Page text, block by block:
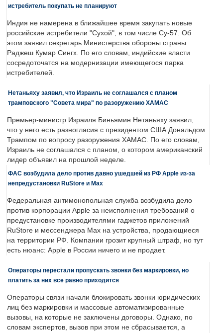
истребитель покупать не планируют
Индия не намерена в ближайшее время закупать новые
российские истребители "Сухой", в том числе Су-57. Об
этом заявил секретарь Министерства обороны страны
Раджеш Кумар Сингх. По его словам, индийские власти
сосредоточатся на модернизации имеющегося парка
истребителей.
Нетаньяху заявил, что Израиль не соглашался с планом
трамповского "Совета мира" по разоружению ХАМАС
Премьер-министр Израиля Биньямин Нетаньяху заявил,
что у него есть разногласия с президентом США Дональдом
Трампом по вопросу разоружения ХАМАС. По его словам,
Израиль не соглашался с планом, о котором американский
лидер объявил на прошлой неделе.
ФАС возбудила дело против давно ушедшей из РФ Apple из-за
непредустановки RuStore и Max
Федеральная антимонопольная служба возбудила дело
против корпорации Apple за неисполнения требований о
предустановке производителями гаджетов приложений
RuStore и мессенджера Max на устройства, продающиеся
на территории РФ. Компании грозит крупный штраф, но тут
есть нюанс: Apple в России ничего и не продает.
Операторы перестали пропускать звонки без маркировки, но
платить за них все равно приходится
Операторы связи начали блокировать звонки юридических
лиц без маркировки и массовые автоматизированные
вызовы, на которые не заключены договоры. Однако, по
словам экспертов, вызов при этом не сбрасывается, а